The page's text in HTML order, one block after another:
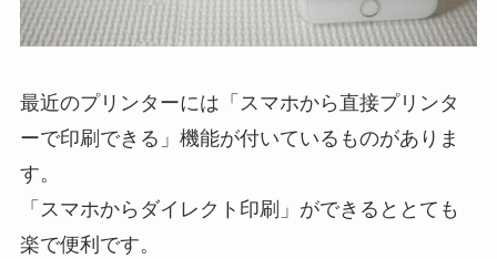
最近のプリンターには「スマホから直接プリンタ
ーで印刷できる」機能が付いているものがありま
す。
「スマホからダイレクト印刷」ができるととても
楽で便利です。